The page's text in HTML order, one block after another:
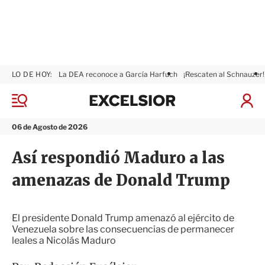
M
n
06 de Agosto de 2026
LO DE HOY: La DEA reconoce a García Harfuch ¡Rescaten al Schnauzer!
I
x
i
o
r
Así respondió Maduro a las
amenazas de Donald Trump
El presidente Donald Trump amenazó al ejército de
Venezuela sobre las consecuencias de permanecer
leales a Nicolás Maduro